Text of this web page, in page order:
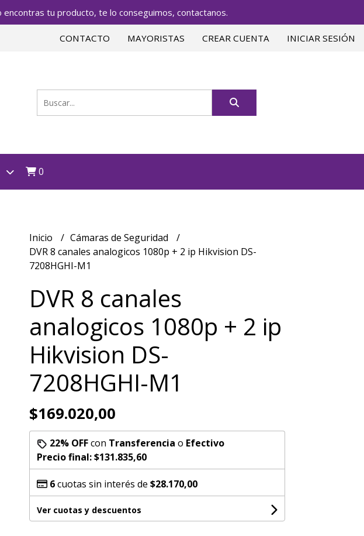
encontras tu producto, te lo conseguimos, contactanos.
CONTACTO MAYORISTAS CREAR CUENTA INICIAR SESIÓN
0
Inicio
Cámaras de Seguridad
DVR 8 canales analogicos 1080p + 2 ip Hikvision DS-
7208HGHI-M1
DVR 8 canales
analogicos 1080p + 2 ip
Hikvision DS-
7208HGHI-M1
$169.020,00
22% OFFcon Transferencia o Efectivo
Precio final:$131.835,60
6cuotas sin interés de $28.170,00
Ver cuotas y descuentos